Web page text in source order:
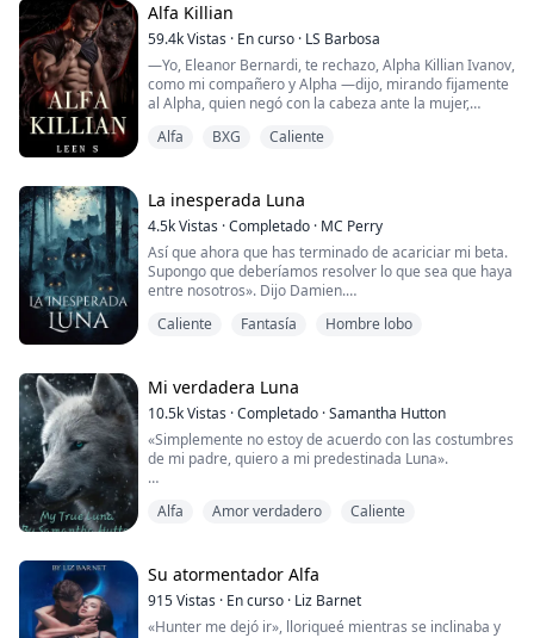
responde ella.
—¡No! Pero, ¿cómo puede su compañera aceptarlo
cuando siempre está con otra chica? —se burla.
Matthew, el futuro Alfa de la manada Luna de Sangre,
tiene una vida perfecta. Tiene éxito en todo y la...
Alfa Killian
59.4kVistas · En curso · LS Barbosa
—Yo, Eleanor Bernardi, te rechazo, Alpha Killian Ivanov,
como mi compañero y Alpha —dijo, mirando fijamente
al Alpha, quien negó con la cabeza ante la mujer,
—Sobre mi maldito cadáver —dijo, uniendo sus labios
con los de ella—. Eres mía, Eleanor, y te sugie...
Alfa BXG Caliente
La inesperada Luna
4.5kVistas ·Completado · MC Perry
Así que ahora que has terminado de acariciar mi beta.
Supongo que deberíamos resolver lo que sea que haya
entre nosotros». Dijo Damien.
Se me aceleró el corazón al escuchar su voz. Diosa,
tan poderoso, ni siquiera te diste cuenta de que tu beta
me hizo caer a propósito».
«¿Acabas de pone...
Caliente Fantasía Hombre lobo
Mi verdadera Luna
10.5kVistas ·Completado ·Samantha Hutton
«Simplemente no estoy de acuerdo con las costumbres
de mi padre, quiero a mi predestinada Luna».
Amelia es huérfana, sus padres se han ido, lo que la ha
apenas sobrevive. Lo que no sabe es que su mundo
entero está a punto de cambiar, todo lo que sab...
Alfa Amor verdadero Caliente
Su atormentador Alfa
915Vistas · En curso · Liz Barnet
«Hunter me dejó ir», lloriqueé mientras se inclinaba y